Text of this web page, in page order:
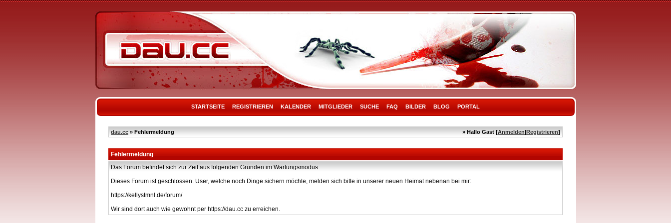
STARTSEITE REGISTRIEREN KALENDER MITGLIEDER SUCHE FAQ BILDER BLOG PORTAL
dau.cc » Fehlermeldung » Hallo Gast [Anmelden|Registrieren]
Fehlermeldung
Das Forum befindet sich zur Zeit aus folgenden Gründen im Wartungsmodus:
Dieses Forum ist geschlossen. User, welche noch Dinge sichern möchte, melden sich bitte in unserer neuen Heimat nebenan bei mir:
https://kellystmnl.de/forum/
Wir sind dort auch wie gewohnt per https://dau.cc zu erreichen.